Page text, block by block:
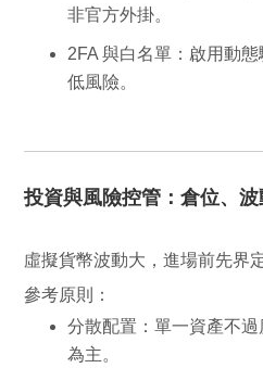
非官方外掛。
2FA 與白名單 ：啟用動
低風險。
投資與風險控管：倉位、
虛擬貨幣波動大，進場前先界
參考原則：
分散配置 ：單一資產不
為主。